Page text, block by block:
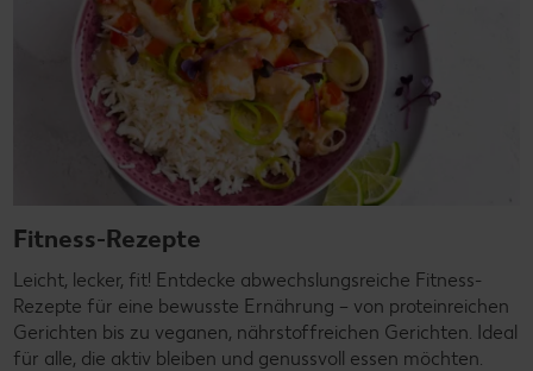
Fitness-Rezepte
Leicht, lecker, fit! Entdecke abwechslungsreiche Fitness-
Rezepte für eine bewusste Ernährung – von proteinreichen
Gerichten bis zu veganen, nährstoffreichen Gerichten. Ideal
für alle, die aktiv bleiben und genussvoll essen möchten.